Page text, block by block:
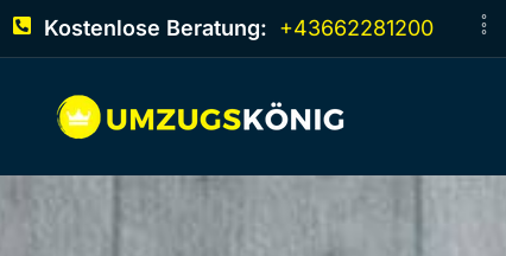
Kostenlose Beratung: +43662281200